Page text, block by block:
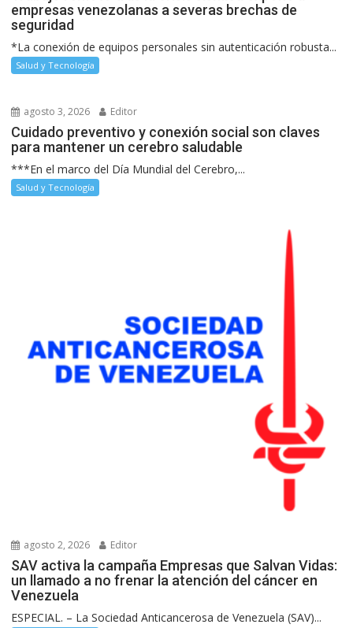
empresas venezolanas a severas brechas de
seguridad
*La conexión de equipos personales sin autenticación robusta...
Salud y Tecnología
agosto 3, 2026 Editor
Cuidado preventivo y conexión social son claves
para mantener un cerebro saludable
***En el marco del Día Mundial del Cerebro,...
Salud y Tecnología
agosto 2, 2026 Editor
SAV activa la campaña Empresas que Salvan Vidas:
un llamado a no frenar la atención del cáncer en
Venezuela
ESPECIAL. – La Sociedad Anticancerosa de Venezuela (SAV)...